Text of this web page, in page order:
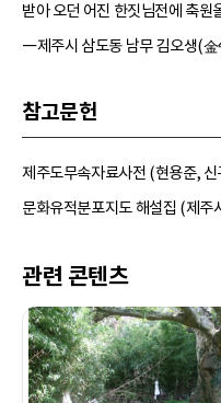
받아 오던 어진 한짓님전에 축원
―제주시 삼도동 남무 김오생(
참고문헌
제주도무속자료사전 (현용준,
문화유적분포지도 해설집 (제
관련 콘텐츠